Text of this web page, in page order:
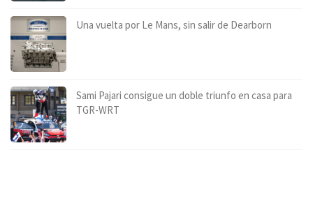
Una vuelta por Le Mans, sin salir de Dearborn
Sami Pajari consigue un doble triunfo en casa para
TGR-WRT